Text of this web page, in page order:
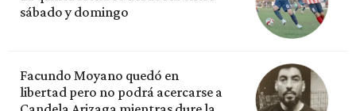
sábado y domingo
Facundo Moyano quedó en
libertad pero no podrá acercarse a